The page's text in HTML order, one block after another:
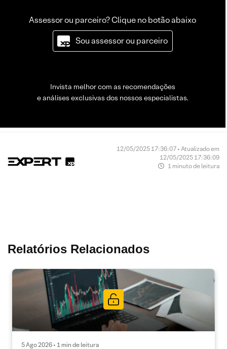
Assessor ou parceiro? Clique no botão abaixo
Sou assessor ou parceiro
Invista melhor com as recomendações
e análises exclusivas dos nossos especialistas.
12/05/2025 17:36:07 • Atualizado em
12/05/2025 17:36:09
1 minuto de leitura
Relatórios Relacionados
5 Ago 2026 • 1 min de leitura